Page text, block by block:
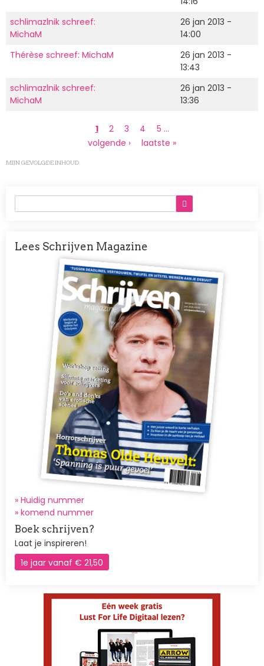
schlimazlnik schreef:
MichaM
26 jan 2013 -
14:00
Thérèse schreef: MichaM
26 jan 2013 -
13:43
schlimazlnik schreef:
MichaM
26 jan 2013 -
13:36
Huidige
pagina
1 Page
2 Page
3 Page
4 Page
5 …
Volgende
volgende ›
Laatste
laatste »
MIJN GEVOLGDE INHOUD
Lees Schrijven Magazine
Afbeelding
» Huidig nummer
» komend nummer
Boek schrijven?
Laat je inspireren!
1e jaar vanaf € 21,50